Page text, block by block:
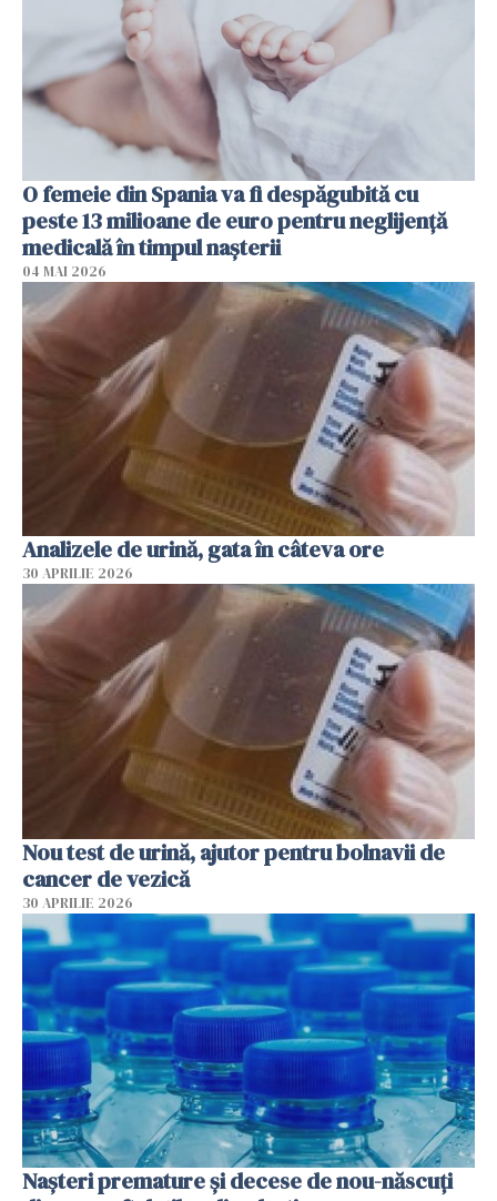
O femeie din Spania va fi despăgubită cu
peste 13 milioane de euro pentru neglijenţă
medicală în timpul naşterii
04 MAI 2026
Analizele de urină, gata în câteva ore
30 APRILIE 2026
Nou test de urină, ajutor pentru bolnavii de
cancer de vezică
30 APRILIE 2026
Nașteri premature și decese de nou-născuți